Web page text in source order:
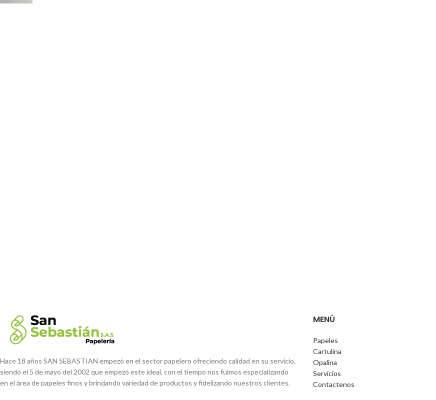
Hace 18 años SAN SEBASTIAN empezó en el sector papelero ofreciendo calidad en su servicio,
siendo el 5 de mayo del 2002 que empezó este ideal, con el tiempo nos fuimos especializando
en el área de papeles finos y brindando variedad de productos y fidelizando nuestros clientes.
MENÚ
Papeles
Cartulina
Opalina
Servicios
Contactenos